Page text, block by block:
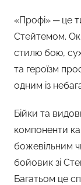
«Профі» ─ це
Стейтемом.
стилю бою,
та героїзм
одним із
Бійки та
компоненти
божевільним
бойовик зі
Багатьом це